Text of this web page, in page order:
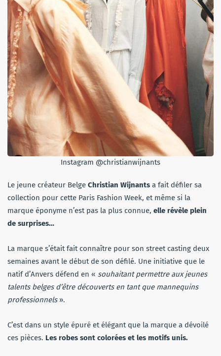
Instagram @christianwijnants
Le jeune créateur Belge Christian Wijnants a fait défiler sa
collection pour cette Paris Fashion Week, et même si la
marque éponyme n’est pas la plus connue, elle révèle plein
de surprises…
La marque s’était fait connaître pour son street casting deux
semaines avant le début de son défilé. Une initiative que le
natif d’Anvers défend en « souhaitant permettre aux jeunes
talents belges d’être découverts en tant que mannequins
professionnels».
C’est dans un style épuré et élégant que la marque a dévoilé
ces pièces. Les robes sont colorées et les motifs unis.